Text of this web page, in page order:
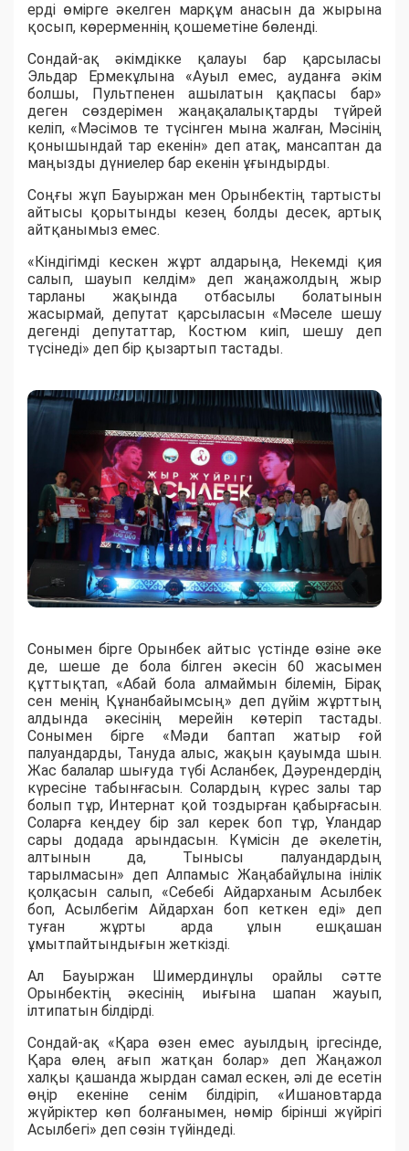
ерді өмірге әкелген марқұм анасын да жырына
қосып, көрерменнің қошеметіне бөленді.
Сондай-ақ әкімдікке қалауы бар қарсыласы
Эльдар Ермекұлына «Ауыл емес, ауданға әкім
болшы, Пультпенен ашылатын қақпасы бар»
деген сөздерімен жаңақалалықтарды түйрей
келіп, «Мәсімов те түсінген мына жалған, Мәсінің
қонышындай тар екенін» деп атақ, мансаптан да
маңызды дүниелер бар екенін ұғындырды.
Соңғы жұп Бауыржан мен Орынбектің тартысты
айтысы қорытынды кезең болды десек, артық
айтқанымыз емес.
«Кіндігімді кескен жұрт алдарыңа, Некемді қия
салып, шауып келдім» деп жаңажолдың жыр
тарланы жақында отбасылы болатынын
жасырмай, депутат қарсыласын «Мәселе шешу
дегенді депутаттар, Костюм киіп, шешу деп
түсінеді» деп бір қызартып тастады.
Сонымен бірге Орынбек айтыс үстінде өзіне әке
де, шеше де бола білген әкесін 60 жасымен
құттықтап, «Абай бола алмаймын білемін, Бірақ
сен менің Құнанбайымсың» деп дүйім жұрттың
алдында әкесінің мерейін көтеріп тастады.
Сонымен бірге «Мәди баптап жатыр ғой
палуандарды, Тануда алыс, жақын қауымда шын.
Жас балалар шығуда түбі Асланбек, Дәурендердің
күресіне табынғасын. Солардың күрес залы тар
болып тұр, Интернат қой тоздырған қабырғасын.
Соларға кеңдеу бір зал керек боп тұр, Ұландар
сары додада арындасын. Күмісін де әкелетін,
алтынын да, Тынысы палуандардың
тарылмасын» деп Алпамыс Жаңабайұлына інілік
қолқасын салып, «Себебі Айдарханым Асылбек
боп, Асылбегім Айдархан боп кеткен еді» деп
туған жұрты арда ұлын ешқашан
ұмытпайтындығын жеткізді.
Ал Бауыржан Шимердинұлы орайлы сәтте
Орынбектің әкесінің иығына шапан жауып,
ілтипатын білдірді.
Сондай-ақ «Қара өзен емес ауылдың іргесінде,
Қара өлең ағып жатқан болар» деп Жаңажол
халқы қашанда жырдан самал ескен, әлі де есетін
өңір екеніне сенім білдіріп, «Ишановтарда
жүйріктер көп болғанымен, нөмір бірінші жүйрігі
Асылбегі» деп сөзін түйіндеді.